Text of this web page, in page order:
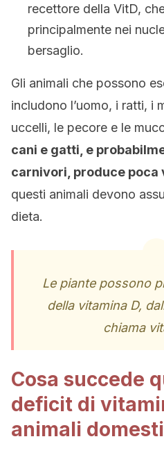
recettore della VitD,
principalmente nei
bersaglio.
Gli animali che possono
includono l’uomo, i ratti, i
uccelli, le pecore e le
cani e gatti, e
carnivori, produce poca
questi animali devono
dieta.
Le piante possono
della vitamina D,
chiama
Cosa succede
deficit di
animali